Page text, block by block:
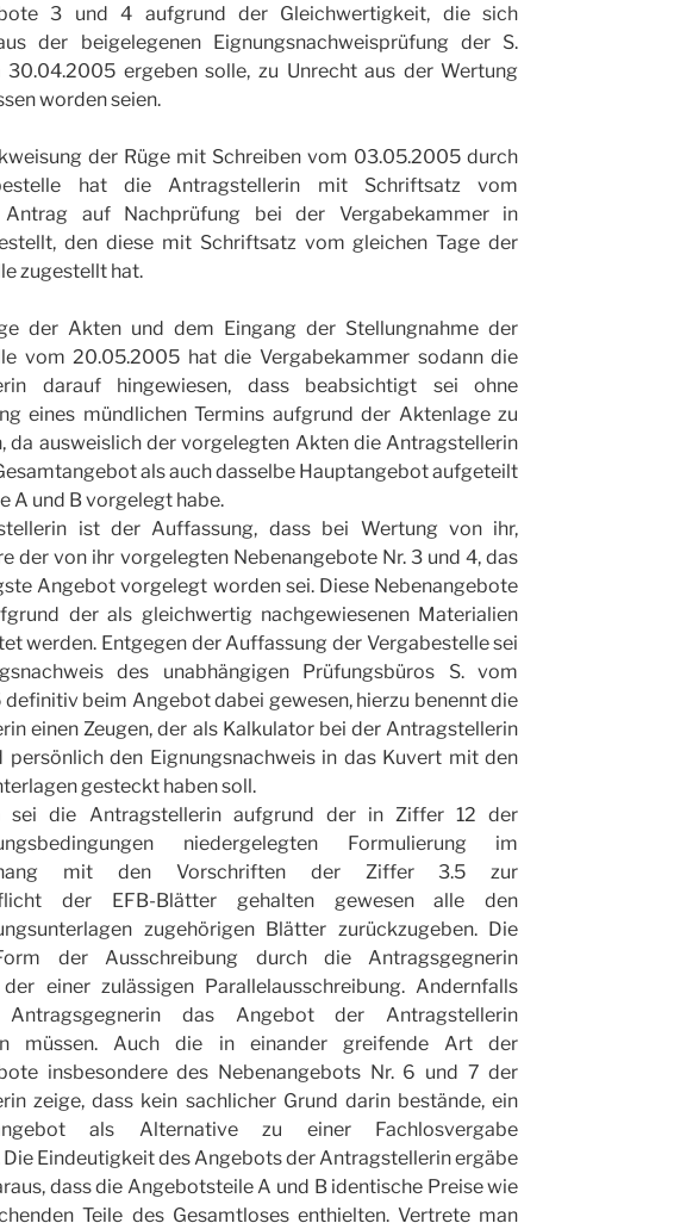
3 und 4 aufgrund der Gleichwertigkeit, die sich
der beigelegenen Eignungsnachweisprüfung der S.
30.04.2005 ergeben solle, zu Unrecht aus der Wertung
worden seien.
der Rüge mit Schreiben vom 03.05.2005 durch
hat die Antragstellerin mit Schriftsatz vom
Antrag auf Nachprüfung bei der Vergabekammer in
den diese mit Schriftsatz vom gleichen Tage der
zugestellt hat.
der Akten und dem Eingang der Stellungnahme der
vom 20.05.2005 hat die Vergabekammer sodann die
darauf hingewiesen, dass beabsichtigt sei ohne
eines mündlichen Termins aufgrund der Aktenlage zu
da ausweislich der vorgelegten Akten die Antragstellerin
als auch dasselbe Hauptangebot aufgeteilt
A und B vorgelegt habe.
ist der Auffassung, dass bei Wertung von ihr,
der von ihr vorgelegten Nebenangebote Nr. 3 und 4, das
Angebot vorgelegt worden sei. Diese Nebenangebote
der als gleichwertig nachgewiesenen Materialien
werden. Entgegen der Auffassung der Vergabestelle sei
des unabhängigen Prüfungsbüros S. vom
beim Angebot dabei gewesen, hierzu benennt die
einen Zeugen, der als Kalkulator bei der Antragstellerin
den Eignungsnachweis in das Kuvert mit den
gesteckt haben soll.
sei die Antragstellerin aufgrund der in Ziffer 12 der
niedergelegten Formulierung im
mit den Vorschriften der Ziffer 3.5 zur
der EFB-Blätter gehalten gewesen alle den
zugehörigen Blätter zurückzugeben. Die
der Ausschreibung durch die Antragsgegnerin
einer zulässigen Parallelausschreibung. Andernfalls
das Angebot der Antragstellerin
müssen. Auch die in einander greifende Art der
insbesondere des Nebenangebots Nr. 6 und 7 der
zeige, dass kein sachlicher Grund darin bestände, ein
als Alternative zu einer Fachlosvergabe
Die Eindeutigkeit des Angebots der Antragstellerin ergäbe
dass die Angebotsteile A und B identische Preise wie
Teile des Gesamtloses enthielten. Vertrete man